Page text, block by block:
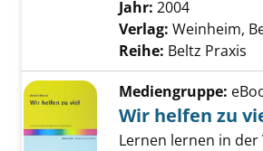
Jahr: 2004
Verlag: Weinheim,
Reihe: Beltz Praxis
Mediengruppe:
Wir helfen zu
Lernen lernen in der